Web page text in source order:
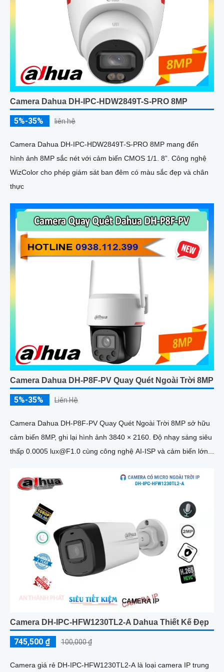
Camera Dahua DH-IPC-HDW2849T-S-PRO 8MP
5%-35% liên hệ
Camera Dahua DH-IPC-HDW2849T-S-PRO 8MP mang đến
hình ảnh 8MP sắc nét với cảm biến CMOS 1/1. 8”. Công nghệ
WizColor cho phép giám sát ban đêm có màu sắc đẹp và chân
thực
Camera Dahua DH-P8F-PV Quay Quét Ngoài Trời 8MP
5%-35% Liên Hệ
Camera Dahua DH-P8F-PV Quay Quét Ngoài Trời 8MP sở hữu
cảm biến 8MP, ghi lại hình ảnh 3840 × 2160. Độ nhạy sáng siêu
thấp 0.0005 lux@F1.0 cùng công nghệ AI-ISP và cảm biến lớn...
Camera DH-IPC-HFW1230TL2-A Dahua Thiết Kế Đẹp
745,500 ₫ 100,000 ₫
Camera giá rẻ DH-IPC-HFW1230TL2-A là loại camera IP trung